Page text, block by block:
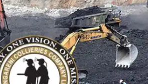
సింగరేణి ఫోకస్; ఇక
2023 02:20 pm